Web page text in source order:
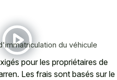
du véhicule
pour les propriétaires de
Les frais sont basés sur le